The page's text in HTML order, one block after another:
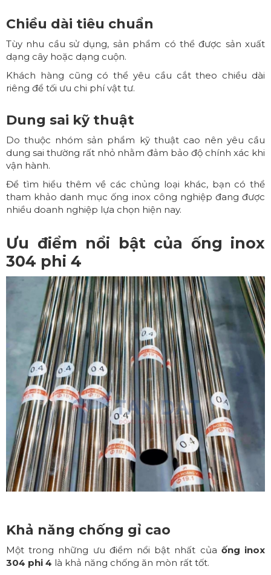
Chiều dài tiêu chuẩn
Tùy nhu cầu sử dụng, sản phẩm có thể được sản xuất
dạng cây hoặc dạng cuộn.
Khách hàng cũng có thể yêu cầu cắt theo chiều dài
riêng để tối ưu chi phí vật tư.
Dung sai kỹ thuật
Do thuộc nhóm sản phẩm kỹ thuật cao nên yêu cầu
dung sai thường rất nhỏ nhằm đảm bảo độ chính xác khi
vận hành.
Để tìm hiểu thêm về các chủng loại khác, bạn có thể
tham khảo danh mụcống inox công nghiệp đang được
nhiều doanh nghiệp lựa chọn hiện nay.
Ưu điểm nổi bật của ống inox
304 phi 4
Khả năng chống gỉ cao
Một trong những ưu điểm nổi bật nhất của ống inox
304 phi 4 là khả năng chống ăn mòn rất tốt.